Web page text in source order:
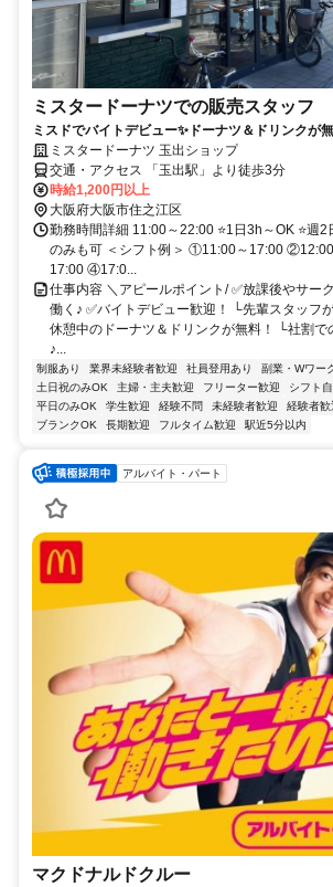
ミスタードーナツでの販売スタッフ
ミスドでバイトデビュー✨ドーナツ＆ドリンクが
ミスタードーナツ 玉出ショップ
交通・アクセス 「玉出駅」より徒歩3分
時給1,200円以上
大阪府大阪市住之江区
勤務時間詳細 11:00～22:00 ⭐1日3h～OK ⭐週2
のみも可 ＜シフト例＞ ①11:00～17:00
17:00 ④17:0...
仕事内容 ＼アピールポイント/ ✅放課後やサー
働く♪ ✅バイトデビュー歓迎！ └先輩スタッフ
休憩中のドーナツ＆ドリンクが無料！ └社割で
♪...
制服あり 業界未経験者歓迎 社員登用あり 副業・Wワー
土日祝のみOK
主婦・主夫歓迎 フリーター歓迎 シフト
平日のみOK
学生歓迎 経験不問 未経験者歓迎 経験者歓
ブランクOK
長期歓迎 フルタイム歓迎 駅近5分以内
アルバイト・パート
マクドナルドクルー